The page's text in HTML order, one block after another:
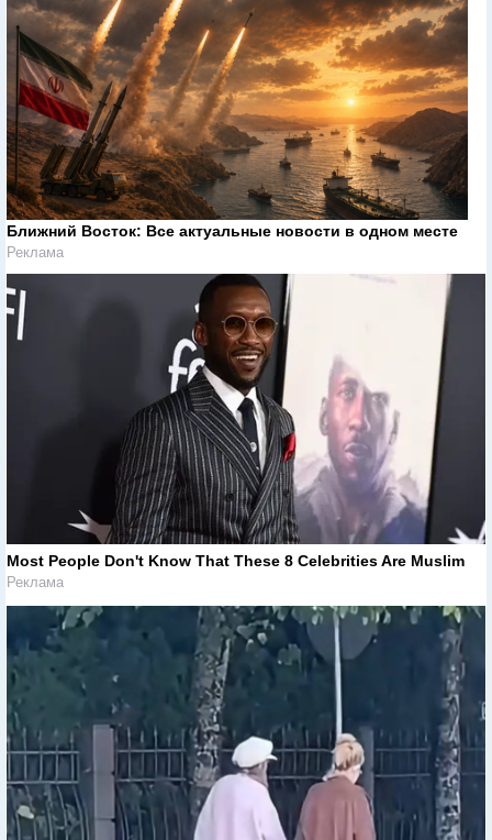
Ближний Восток: Все актуальные новости в одном месте
Реклама
Most People Don't Know That These 8 Celebrities Are Muslim
Реклама